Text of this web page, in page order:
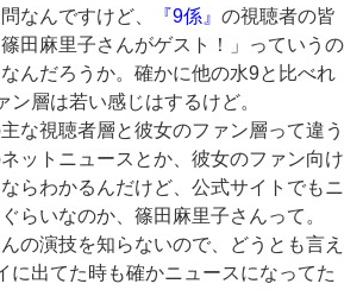
なんですけど、
『9係』 の視聴者の皆
田麻里子さんがゲスト！」っていうの
んだろうか。確かに他の水9と比べれ
ン層は若い感じはするけど。
な視聴者層と彼女のファン層って違う
ットニュースとか、彼女のファン向け
らわかるんだけど、公式サイトでもニ
らいなのか、篠田麻里子さんって。
の演技を知らないので、どうとも言え
に出てた時も確かニュースになってた